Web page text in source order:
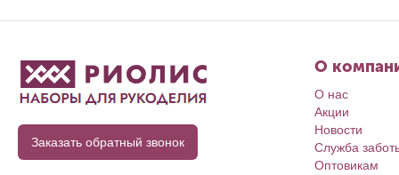
Заказать обратный звонок
О
О нас
Акции
Новости
Служба
Оптовикам